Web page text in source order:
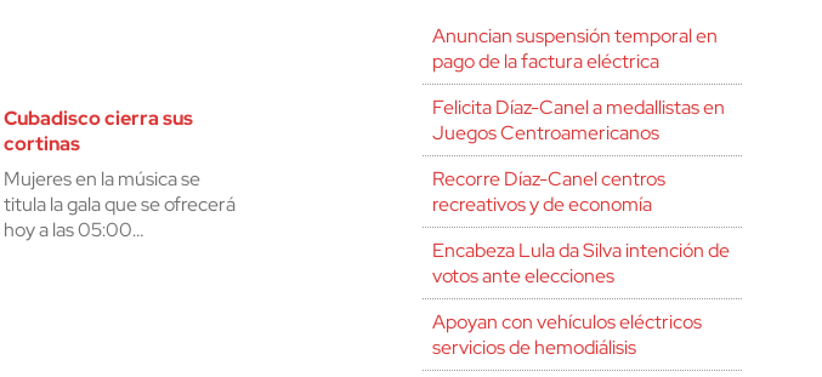
Cubadisco cierra sus
cortinas
Mujeres en la música se
titula la gala que se ofrecerá
hoy a las 05:00…
Anuncian suspensión temporal en
pago de la factura eléctrica
Felicita Díaz-Canel a medallistas en
Juegos Centroamericanos
Recorre Díaz-Canel centros
recreativos y de economía
Encabeza Lula da Silva intención de
votos ante elecciones
Apoyan con vehículos eléctricos
servicios de hemodiálisis